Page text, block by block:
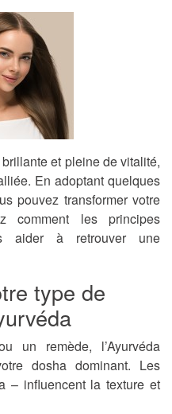
et pleine de vitalité,
En adoptant quelques
pouvez transformer votre
comment les principes
aider à retrouver une
type de
un remède, l’Ayurvéda
dosha dominant. Les
– influencent la texture et